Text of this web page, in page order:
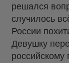
решался
случилось
России
Девушку
российскому